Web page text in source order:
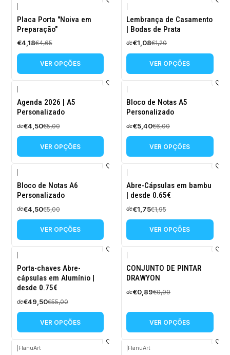
-10%
DESCONTO
Placa Porta "Noiva em
Preparação"
€4,18€4,65
VER OPÇÕES
-10%
DESCONTO
Lembrança de Casamento
| Bodas de Prata
de€1,08€1,20
VER OPÇÕES
-10%
DESCONTO
Agenda 2026 | A5
Personalizado
de€4,50€5,00
VER OPÇÕES
-10%
DESCONTO
Bloco de Notas A5
Personalizado
de€5,40€6,00
VER OPÇÕES
-10%
DESCONTO
Bloco de Notas A6
Personalizado
de€4,50€5,00
VER OPÇÕES
-10%
DESCONTO
Abre-Cápsulas em bambu
| desde 0.65€
de€1,75€1,95
VER OPÇÕES
-10%
DESCONTO
Porta-chaves Abre-
cápsulas em Alumínio |
desde 0.75€
de€49,50€55,00
VER OPÇÕES
-10%
DESCONTO
CONJUNTO DE PINTAR
DRAWYON
de€0,89€0,99
VER OPÇÕES
FlanuArt FlanuArt